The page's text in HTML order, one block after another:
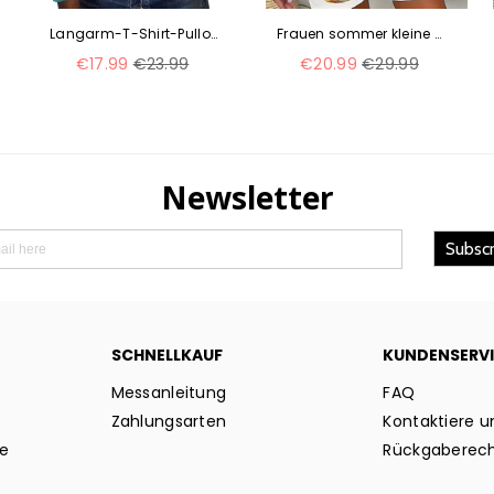
Langarm-T-Shirt-Pullover mit V-Ausschnitt, Stern-Batikmuster und Perlmuttknöpfen m300609
Normaler
€17.99 €23.99
Frauen sommer kleine V-ausschnitt mit langen ärmeln casual temperament T-shirt lange ärmeln m301363
Normaler
€20.99 €29.99
SCHNELLKAUF
Messanleitung
Zahlungsarten
FAQ
Kontaktiere